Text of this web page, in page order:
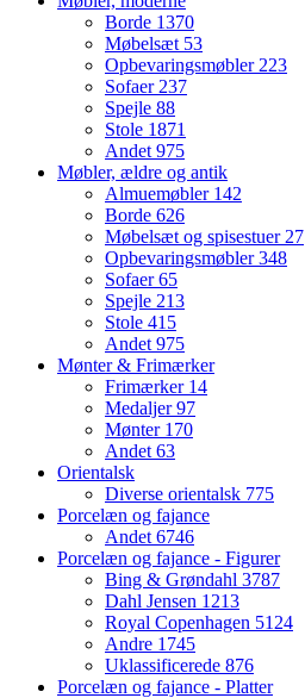
Borde 1370
Møbelsæt 53
Opbevaringsmøbler 223
Sofaer 237
Spejle 88
Stole 1871
Andet 975
Møbler, ældre og antik
Almuemøbler 142
Borde 626
Møbelsæt og spisestuer 27
Opbevaringsmøbler348
Sofaer65
Spejle 213
Stole 415
Andet 975
Mønter & Frimærker
Frimærker 14
Medaljer97
Mønter 170
Andet 63
Orientalsk
Diverse orientalsk 775
Porcelæn og fajance
Andet 6746
Porcelæn og fajance - Figurer
Bing & Grøndahl 3787
Dahl Jensen 1213
Royal Copenhagen 5124
Andre 1745
Uklassificerede 876
Porcelæn og fajance - Platter